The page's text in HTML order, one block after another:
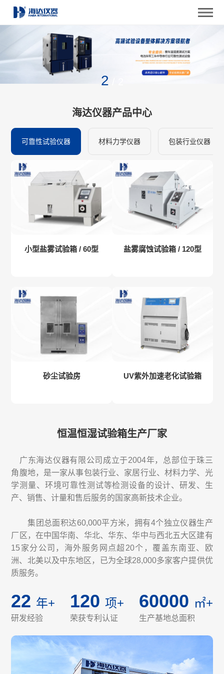
2
海达仪器产品中心
可靠性试验仪器 材料力学仪器 包装行业仪器
小型盐雾试验箱 / 60型 盐雾腐蚀试验箱 / 120型
砂尘试验房 UV紫外加速老化试验箱
恒温恒湿试验箱生产厂家
广东海达仪器有限公司成立于2004年，总部位于珠三
角腹地，是一家从事包装行业、家居行业、材料力学、光
学测量、环境可靠性测试等检测设备的设计、研发、生
产、销售、计量和售后服务的国家高新技术企业。
集团总面积达60,000平方米，拥有4个独立仪器生产
厂区，在中国华南、华北、华东、华中与西北五大区建有
15家分公司，海外服务网点超20个，覆盖东南亚、欧
洲、北美以及中东地区，已为全球28,000多家客户提供优
质服务。
22 年+
研发经验
120 项+
荣获专利认证
60000 ㎡+
生产基地总面积